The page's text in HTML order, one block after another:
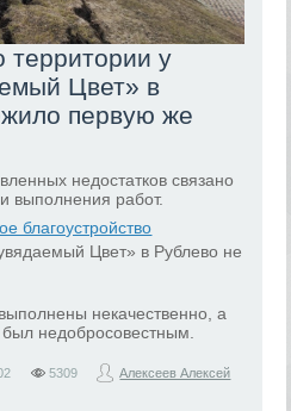
территории у
Цвет» в
первую же
недостатков связано
выполнения работ.
благоустройство
Цвет» в Рублево не
некачественно, а
недобросовестным.
5309 Алексеев Алексей